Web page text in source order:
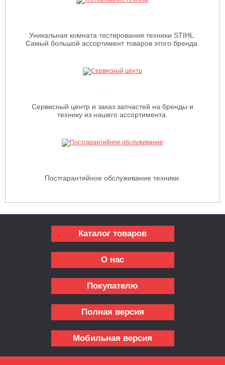
Уникальная комната тестирования техники STIHL.
Самый большой ассортимент товаров этого бренда.
Сервисный центр и заказ запчастей на бренды и
технику из нашего ассортимента.
Постгарантийное обслуживание техники.
Каталог товаров
О нас
Покупателю
Полная версия
Мобильная версия